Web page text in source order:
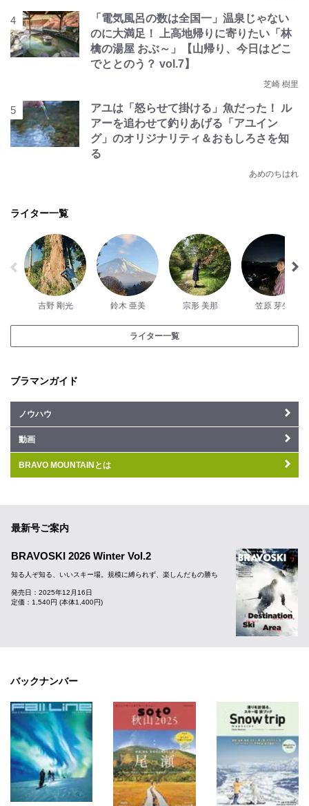
「電気風呂の数は全国一」温泉じゃない
のに大満足！ 上高地帰りに寄りたい「林
檎の湯屋 おぶ～」【山帰り、今日はどこ
でととのう？ vol.7】
芝崎 樹里
アユは「怒らせて掛ける」魚だった！ ル
アーを追わせて釣りあげる「アユイン
グ」のオリジナリティ＆おもしろさを知
る
あめのちはれ
ライター一覧
吉野 剛光 鈴木 亜美 宗形 美那 笠原 芽生
ライター一覧
ブラマンガイド
ノウハウ
動画
BRAVO MOUNTAINとは
最新号ご案内
BRAVOSKI 2026 Winter Vol.2
知る人ぞ知る、いいスキー場。規模に縛られず、楽しんだもの勝ち
発売日：2025年12月16日
定価：1,540円 (本体1,400円)
バックナンバー